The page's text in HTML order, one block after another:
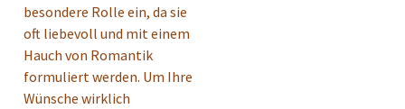
besondere Rolle ein, da sie
oft liebevoll und mit einem
Hauch von Romantik
formuliert werden. Um Ihre
Wünsche wirklich